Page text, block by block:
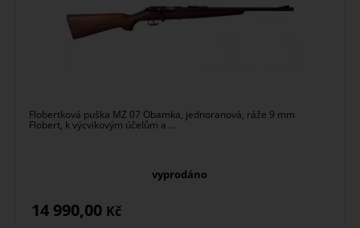
Flobertková puška MZ 07 Obamka, jednoranová, ráže 9 mm
Flobert, k výcvikovým účelům a ...
vyprodáno
14 990,00 Kč